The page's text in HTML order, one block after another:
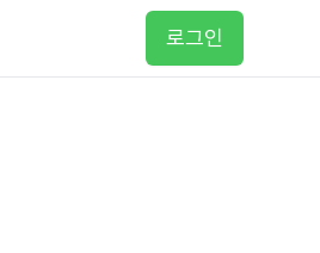
로그인